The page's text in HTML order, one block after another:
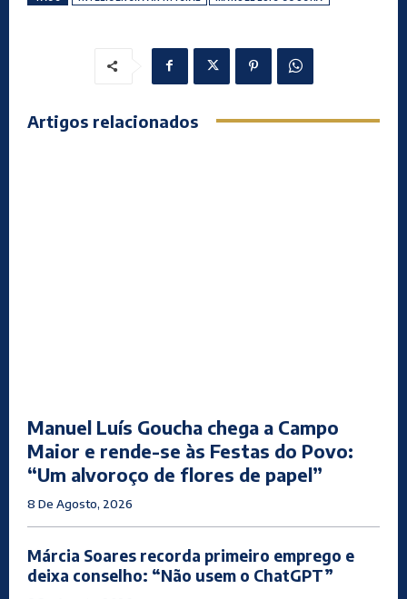
Artigos relacionados
Manuel Luís Goucha chega a Campo
Maior e rende-se às Festas do Povo:
“Um alvoroço de flores de papel”
8 De Agosto, 2026
Márcia Soares recorda primeiro emprego e
deixa conselho: “Não usem o ChatGPT”